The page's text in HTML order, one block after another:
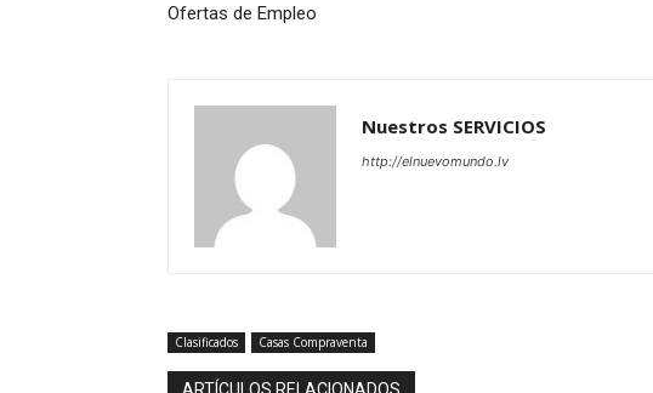
Ofertas de Empleo
Nuestros SERVICIOS
http://elnuevomundo.lv
Clasificados Casas Compraventa